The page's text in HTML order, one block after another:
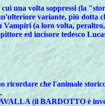
una volta soppressi (la
variante, più dotta
(a loro volta, peraltro,
ed incisore tedesco
ricordare che l'animale
.
(il BARDOTTO è